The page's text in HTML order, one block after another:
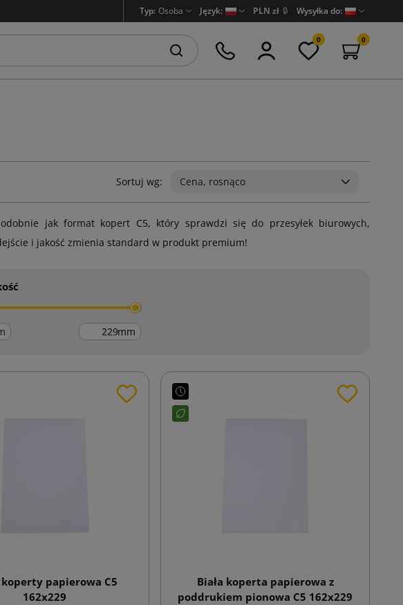
Typ: Osoba Język: PLN zł 🔒 Wysyłka do:
0 0
Sortuj wg: Cena, rosnąco
jak format kopert C5, który sprawdzi się do przesyłek biurowych,
i jakość zmienia standard w produkt premium!
mm
koperty papierowa C5
162x229
Biała koperta papierowa z
poddrukiem pionowa C5 162x229